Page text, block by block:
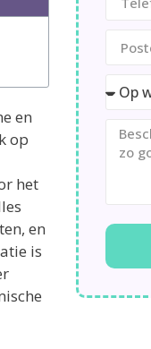
en
op
het
en
is